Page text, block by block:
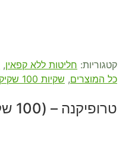
קטגוריות: חליטות ללא קפאין,
כל המוצרים, שקיות 100 שקיקים
טרופיקנה – (100 שקיקים)